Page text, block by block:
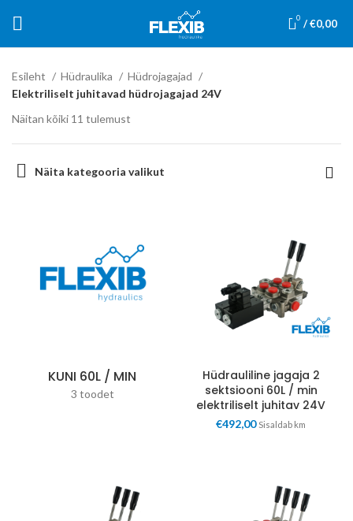
0 /€0,00
Esileht Hüdraulika
Hüdrojagajad
Elektriliselt juhitavad hüdrojagajad 24V
Näitan kõiki 11 tulemust
Näita kategooria valikut
KUNI 60L / MIN
3 toodet
Hüdrauliline jagaja 2
sektsiooni 60L / min
elektriliselt juhitav 24V
€492,00 Sisaldab km